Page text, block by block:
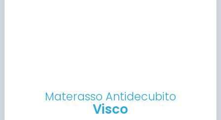
Materasso Antidecubito
Visco